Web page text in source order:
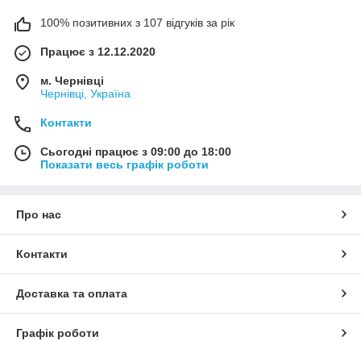
100% позитивних з 107 відгуків за рік
Працює з 12.12.2020
м. Чернівці
Чернівці, Україна
Контакти
Сьогодні працює з 09:00 до 18:00
Показати весь графік роботи
Про нас
Контакти
Доставка та оплата
Графік роботи